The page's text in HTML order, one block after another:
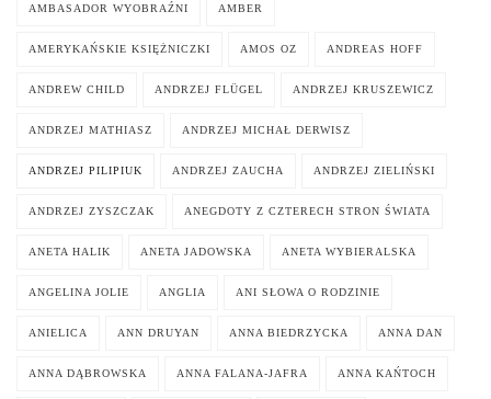
AMBASADOR WYOBRAŹNI AMBER
AMERYKAŃSKIE KSIĘŻNICZKI AMOS OZ ANDREAS HOFF
ANDREW CHILD ANDRZEJ FLÜGEL ANDRZEJ KRUSZEWICZ
ANDRZEJ MATHIASZ ANDRZEJ MICHAŁ DERWISZ
ANDRZEJ PILIPIUK ANDRZEJ ZAUCHA ANDRZEJ ZIELIŃSKI
ANDRZEJ ZYSZCZAK ANEGDOTY Z CZTERECH STRON ŚWIATA
ANETA HALIK ANETA JADOWSKA ANETA WYBIERALSKA
ANGELINA JOLIE ANGLIA ANI SŁOWA O RODZINIE
ANIELICA ANN DRUYAN ANNA BIEDRZYCKA ANNA DAN
ANNA DĄBROWSKA ANNA FALANA-JAFRA ANNA KAŃTOCH